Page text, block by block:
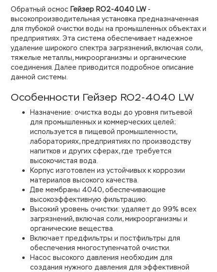
Обратный осмос Гейзер RO2-4040 LW -
высокопроизводительная установка предназначенная
для глубокой очистки воды на промышленных объектах и
предприятиях. Эта система обеспечивает надежное
удаление широкого спектра загрязнений, включая соли,
тяжелые металлы, микроорганизмы и органические
соединения. Далее приводится подробное описание
данной системы.
Особенности Гейзер RO2-4040 LW
Назначение: очистка воды до уровня питьевой
для промышленных и коммерческих целей;
используется в пищевой промышленности,
лабораториях, предприятиях по производству
напитков и других сферах, где требуется
высокочистая вода.
Корпус изготовлен из устойчивых к коррозии
материалов высокого качества.
Две мембраны 4040, обеспечивающие
высокоэффективную фильтрацию.
Высокий уровень очистки: удаляет до 99% всех
загрязнений, включая соли, микроорганизмы и
органические вещества.
Включает предфильтры и постфильтры для
обеспечения многоступенчатой очистки.
Насос высокого давления необходим для
создания нужного давления для эффективной